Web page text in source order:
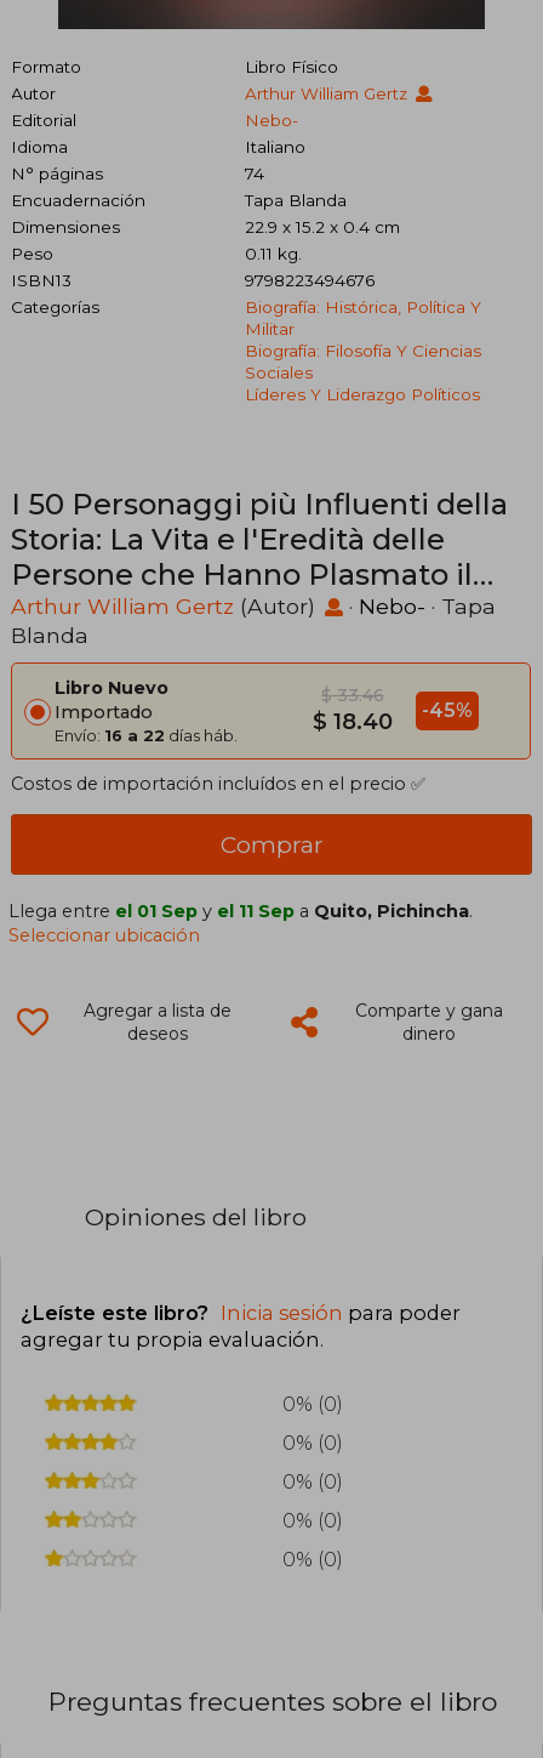
Formato
Libro Físico
Autor
Arthur William Gertz
Editorial
Nebo-
Idioma
Italiano
N° páginas
74
Encuadernación
Tapa Blanda
Dimensiones
22.9 x 15.2 x 0.4 cm
Peso
0.11 kg.
ISBN13
9798223494676
Categorías
Biografía: Histórica, Política Y
Militar
Biografía: Filosofía Y Ciencias
Sociales
Líderes Y Liderazgo Políticos
I 50 Personaggi più Influenti della
Storia: La Vita e l'Eredità delle
Persone che Hanno Plasmato il
Mondo (en Italiano)
Arthur William Gertz (Autor) · Nebo- · Tapa
Blanda
Libro Nuevo
Importado
Envío: 16 a 22 días háb.
$ 33.46
$ 18.40 -45%
Costos de importación incluídos en el precio ✅
Comprar
Llega entre el 01 Sep y el 11 Sep a Quito, Pichincha.
Seleccionar ubicación
Agregar a lista de
deseos
Comparte y gana
dinero
Opiniones del libro
¿Leíste este libro? Inicia sesión para poder
agregar tu propia evaluación.
0% (0)
0% (0)
0% (0)
0% (0)
0% (0)
Preguntas frecuentes sobre el libro